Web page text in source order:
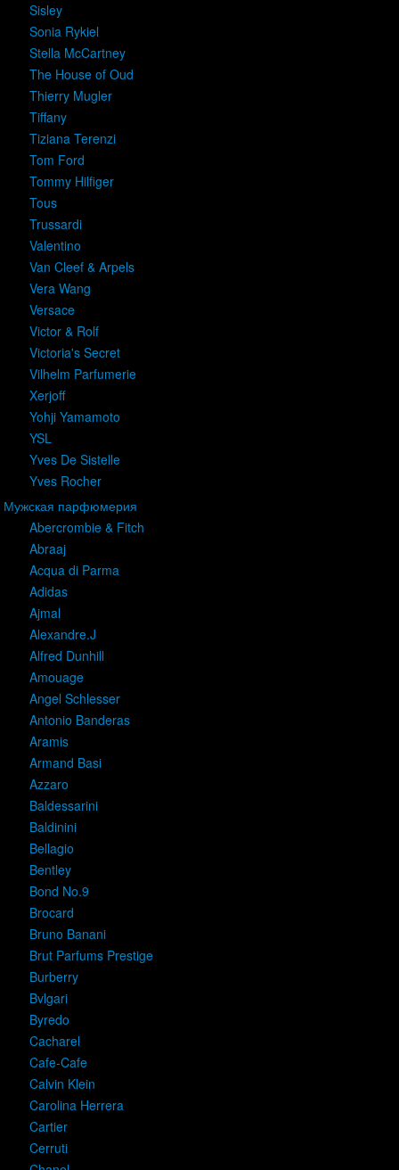
Sisley
Sonia Rykiel
Stella McCartney
The House of Oud
Thierry Mugler
Tiffany
Tiziana Terenzi
Tom Ford
Tommy Hilfiger
Tous
Trussardi
Valentino
Van Cleef & Arpels
Vera Wang
Versace
Victor & Rolf
Victoria's Secret
Vilhelm Parfumerie
Xerjoff
Yohji Yamamoto
YSL
Yves De Sistelle
Yves Rocher
Мужская парфюмерия
Abercrombie & Fitch
Abraaj
Acqua di Parma
Adidas
Ajmal
Alexandre.J
Alfred Dunhill
Amouage
Angel Schlesser
Antonio Banderas
Aramis
Armand Basi
Azzaro
Baldessarini
Baldinini
Bellagio
Bentley
Bond No.9
Brocard
Bruno Banani
Brut Parfums Prestige
Burberry
Bvlgari
Byredo
Cacharel
Cafe-Cafe
Calvin Klein
Carolina Herrera
Cartier
Cerruti